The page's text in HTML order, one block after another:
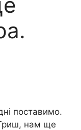
поставимо.
нам ще